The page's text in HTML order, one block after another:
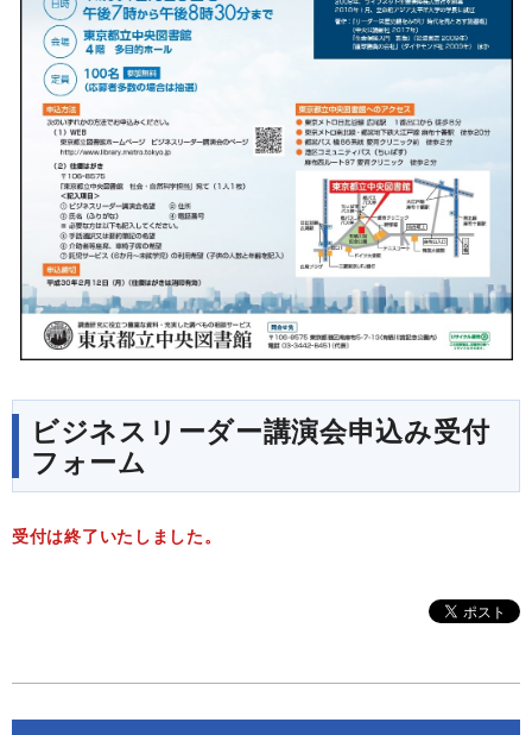
ビジネスリーダー講演会申込み受付
フォーム
受付は終了いたしました。